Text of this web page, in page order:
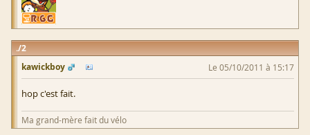
2
kawickboy
Le 05/10/2011 à 15:17
hop c'est fait.
Ma grand-mère fait du vélo